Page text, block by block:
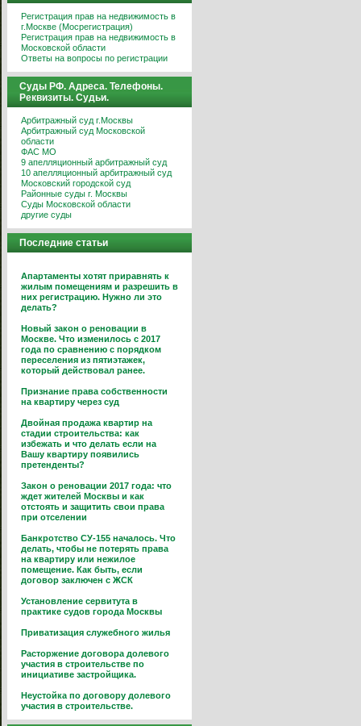
Регистрация прав на недвижимость в
г.Москве (Мосрегистрация)
Регистрация прав на недвижимость в
Московской области
Ответы на вопросы по регистрации
Суды РФ. Адреса. Телефоны.
Реквизиты. Судьи.
Арбитражный суд г.Москвы
Арбитражный суд Московской
области
ФАС МО
9 апелляционный арбитражный суд
10 апелляционный арбитражный суд
Московский городской суд
Районные суды г. Москвы
Суды Московской области
другие суды
Последние статьи
Апартаменты хотят приравнять к
жилым помещениям и разрешить в
них регистрацию. Нужно ли это
делать?
Новый закон о реновации в
Москве. Что изменилось с 2017
года по сравнению с порядком
переселения из пятиэтажек,
который действовал ранее.
Признание права собственности
на квартиру через суд
Двойная продажа квартир на
стадии строительства: как
избежать и что делать если на
Вашу квартиру появились
претенденты?
Закон о реновации 2017 года: что
ждет жителей Москвы и как
отстоять и защитить свои права
при отселении
Банкротство СУ-155 началось. Что
делать, чтобы не потерять права
на квартиру или нежилое
помещение. Как быть, если
договор заключен с ЖСК
Установление сервитута в
практике судов города Москвы
Приватизация служебного жилья
Расторжение договора долевого
участия в строительстве по
инициативе застройщика.
Неустойка по договору долевого
участия в строительстве.